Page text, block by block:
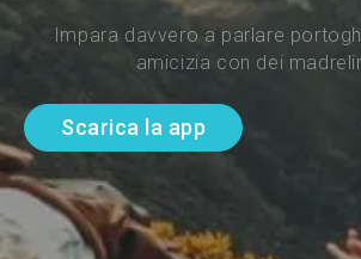
Impara davvero a parlare
amicizia con dei
Scarica la app